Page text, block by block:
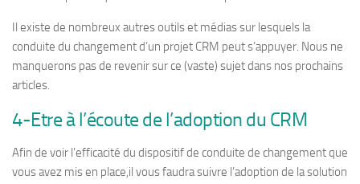
Il existe de nombreux autres outils et médias sur lesquels la
conduite du changement d’un projet CRM peut s’appuyer. Nous ne
manquerons pas de revenir sur ce (vaste) sujet dans nos prochains
articles.
4-Etre à l’écoute de l’adoption du CRM
Afin de voir l’efficacité du dispositif de conduite de changement que
vous avez mis en place,il vous faudra suivre l’adoption de la solution